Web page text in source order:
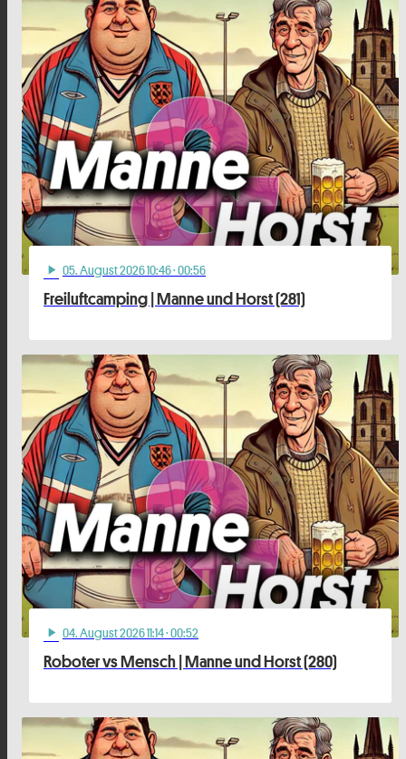
play_arrow 05. August 2026 10:46· 00:56
Freiluftcamping | Manne und Horst (281)
play_arrow 04. August 2026 11:14· 00:52
Roboter vs Mensch | Manne und Horst (280)